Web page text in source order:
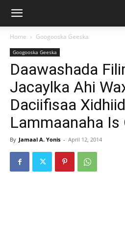
Home Googooska Geeska
Googooska Geeska
Daawashada
Jacaylka Ahi
Daciifisaa
Lammaanaha Is
By Jamaal A. Yonis - April 12, 2014